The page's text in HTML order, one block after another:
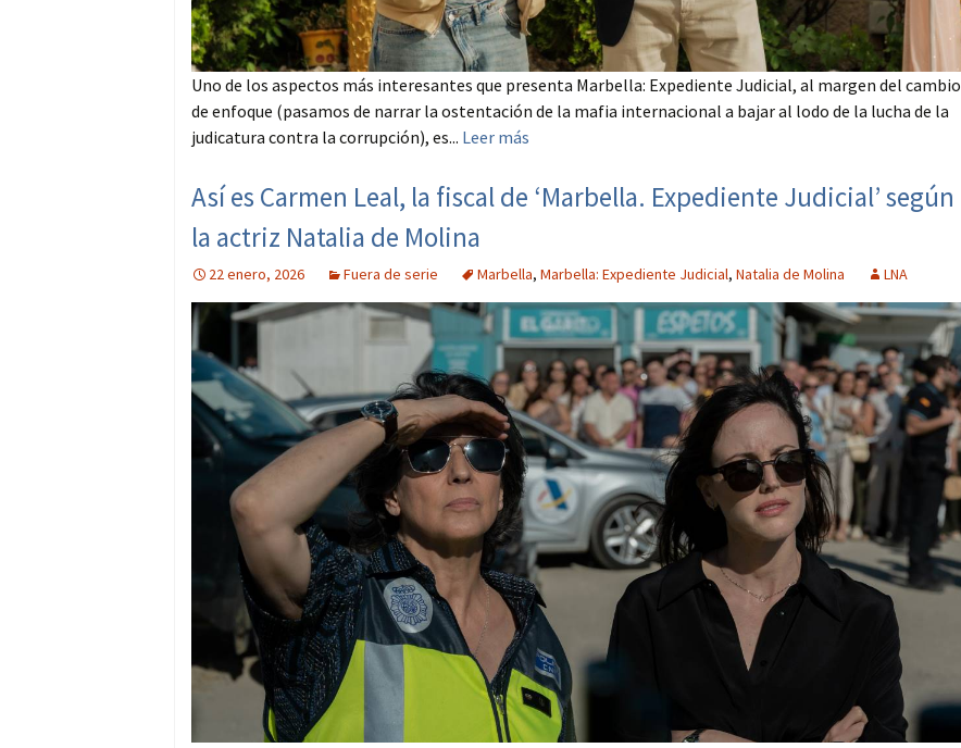
Uno de los aspectos más interesantes que presenta Marbella: Expediente Judicial, al margen del cambio
de enfoque (pasamos de narrar la ostentación de la mafia internacional a bajar al lodo de la lucha de la
judicatura contra la corrupción), es... Leer más
Así es Carmen Leal, la fiscal de ‘Marbella. Expediente Judicial’ según
la actriz Natalia de Molina
22 enero, 2026 Fuera de serie Marbella, Marbella: Expediente Judicial, Natalia de Molina LNA